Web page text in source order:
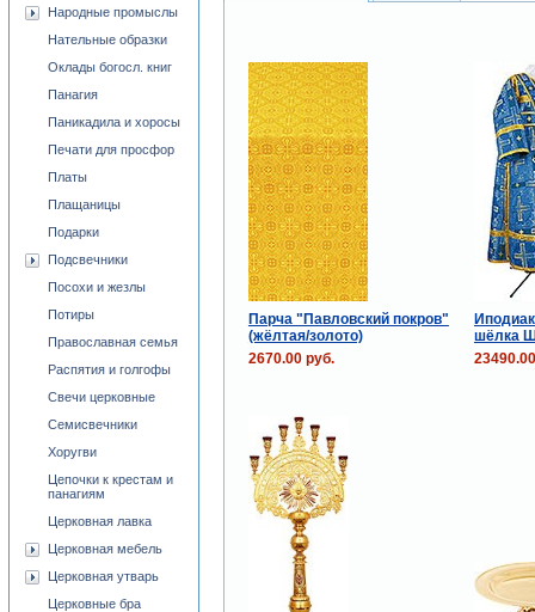
Парча "Павловский покров"
(жёлтая/золото)
шёлка
2670.00 руб.
Народные промыслы
Нательные образки
Оклады богосл. книг
Панагия
Паникадила и хоросы
Печати для просфор
Платы
Плащаницы
Подарки
Подсвечники
Посохи и жезлы
Потиры
Православная семья
Распятия и голгофы
Свечи церковные
Семисвечники
Хоругви
Цепочки к крестам и
панагиям
Церковная лавка
Церковная мебель
Церковная утварь
Церковные бра